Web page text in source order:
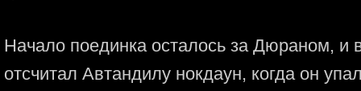
Начало поединка осталось за Дюраном, и
отсчитал Автандилу нокдаун, когда он